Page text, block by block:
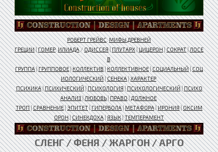
РОБЕРТ ГРЕЙВС.МИФЫ ДРЕВНЕЙ
ГРЕЦИИ|ГОМЕР.ИЛИАДА/ОДИССЕЯ|ПЛУТАРХ|ЦИЦЕРОН|СОКРАТ|ЛОСЕ
В
ГРУППА|ГРУППОВОЕ|КОЛЛЕКТИВ|КОЛЛЕКТИВНОЕ|СОЦИАЛЬНЫЙ|СОЦ
ИОЛОГИЧЕСКИЙ|СЕНЕКА|ХАРАКТЕР
ПСИХИКА|ПСИХИЧЕСКИЙ|ПСИХОЛОГИЯ|ПСИХОЛОГИЧЕСКИЙ|ПСИХО
АНАЛИЗ|ЛЮБОВЬ|ПРАВО|ДОЛЖНОЕ
ТРОП|СРАВНЕНИЕ|ЭПИТЕТ|ГИПЕРБОЛА|МЕТАФОРА|ИРОНИЯ|ОКСИМ
ОРОН|СИНЕКДОХА|ЯЗЫК|ТЕМПЕРАМЕНТ
СЛЕНГ / ФЕНЯ / ЖАРГОН / АРГО